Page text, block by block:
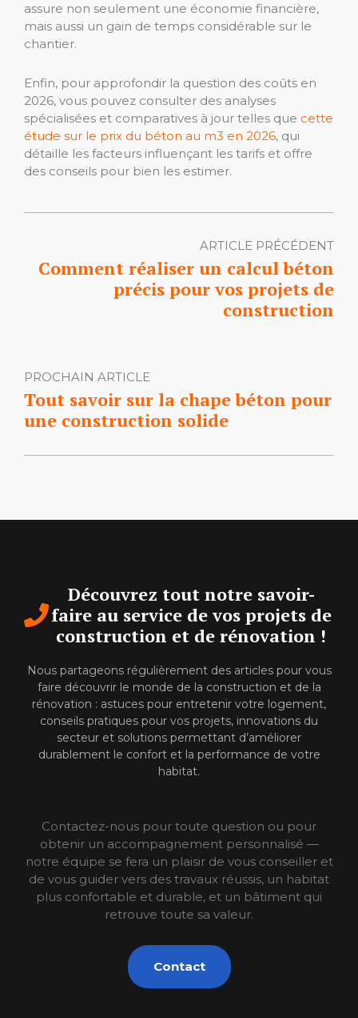
assure non seulement une économie financière,
mais aussi un gain de temps considérable sur le
chantier.
Enfin, pour approfondir la question des coûts en
2026, vous pouvez consulter des analyses
spécialisées et comparatives à jour telles que cette
étude sur le prix du béton au m3 en 2026, qui
détaille les facteurs influençant les tarifs et offre
des conseils pour bien les estimer.
ARTICLE PRÉCÉDENT
Comment réaliser un calcul béton
précis pour vos projets de
construction
PROCHAIN ARTICLE
Tout savoir sur la chape béton pour
une construction solide
Découvrez tout notre savoir-
faire au service de vos projets de
construction et de rénovation !
Nous partageons régulièrement des articles pour vous
faire découvrir le monde de la construction et de la
rénovation : astuces pour entretenir votre logement,
conseils pratiques pour vos projets, innovations du
secteur et solutions permettant d’améliorer
durablement le confort et la performance de votre
habitat.
Contactez-nous pour toute question ou pour
obtenir un accompagnement personnalisé —
notre équipe se fera un plaisir de vous conseiller et
de vous guider vers des travaux réussis, un habitat
plus confortable et durable, et un bâtiment qui
retrouve toute sa valeur.
Contact